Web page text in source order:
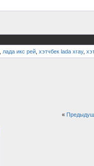
лада икс рей хэтчбек lada xray,
«